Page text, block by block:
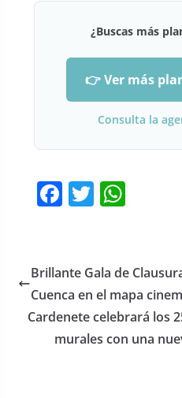
¿Buscas más
👉 Ver más
Consulta la
F
e
b
o
o
T
er
W
s
A
p
p
Brillante Gala de
Cuenca en el mapa
Cardenete celebrará los
murales con una